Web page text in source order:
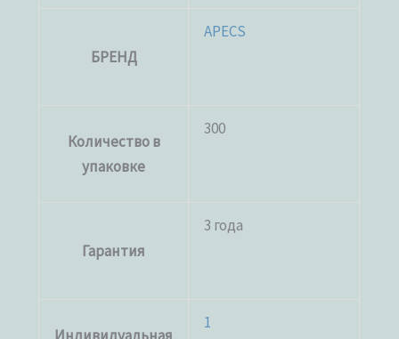
БРЕНД
APECS
Количество в
упаковке
300
Гарантия
3 года
1